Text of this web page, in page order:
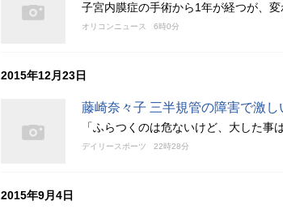
子宮内膜症の手術から1年が経つが、
オリコンニュース 6時0分
2015年12月23日
藤崎奈々子 三半規管の障害で激
「ふらつくのは危ないけど、大した
デイリースポーツ 22時28分
2015年9月4日